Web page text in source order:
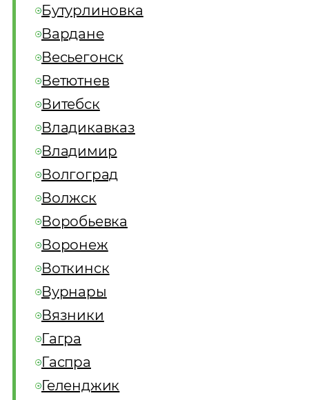
Бутурлиновка
Вардане
Весьегонск
Ветютнев
Витебск
Владикавказ
Владимир
Волгоград
Волжск
Воробьевка
Воронеж
Воткинск
Вурнары
Вязники
Гагра
Гаспра
Геленджик